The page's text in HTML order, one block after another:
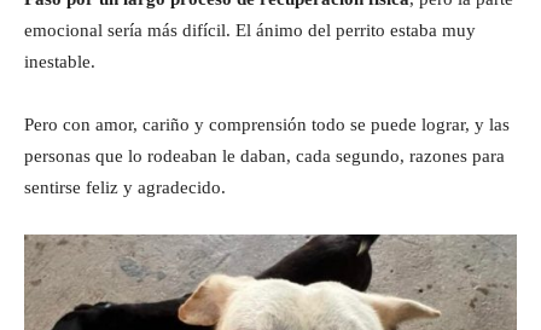
emocional sería más difícil. El ánimo del perrito estaba muy
inestable.
Pero con amor, cariño y comprensión todo se puede lograr, y las
personas que lo rodeaban le daban, cada segundo, razones para
sentirse feliz y agradecido.